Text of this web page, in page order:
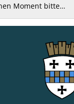
Moment bitte…